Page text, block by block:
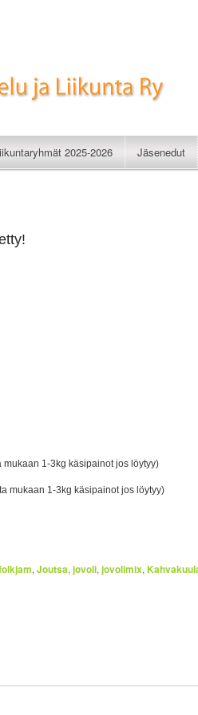
ja
2025-2026 Jäsenedut
mukaan 1-3kg käsipainot jos löytyy)
mukaan 1-3kg käsipainot jos löytyy)
, Joutsa, jovoli, jovolimix,